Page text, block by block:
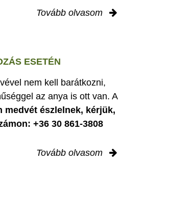
Tovább olvasom
ESETÉN
nem kell barátkozni,
az anya is ott van. A
medvét észlelnek, kérjük,
+36 30 861-3808
Tovább olvasom